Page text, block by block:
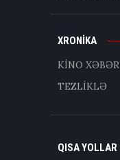
XRONİKA
KİNO XƏBƏR
TEZLİKLƏ
QISA YOLLAR